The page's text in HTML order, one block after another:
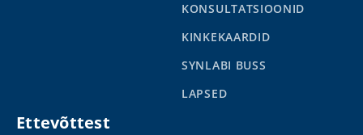
KONSULTATSIOONID
KINKEKAARDID
SYNLABI BUSS
LAPSED
Ettevõttest